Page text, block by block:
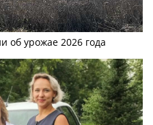
об урожае 2026 года